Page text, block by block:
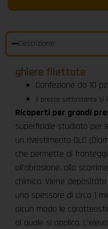
Descrizione
ghiere filettate
Confezione da 10 pz.
Il prezzo sottostante si
Ricoperti per grandi
superficiale studiato per
un rivestimento DLC
che permette di
all’abrasione. allo
chimica. Viene
uno spessore di circa 1
alcun modo le
al quale si applica.